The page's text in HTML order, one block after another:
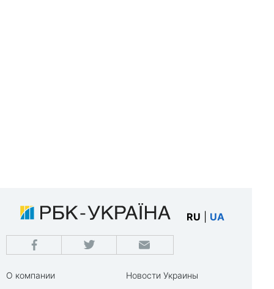
RU UA
О компании
Новости Украины